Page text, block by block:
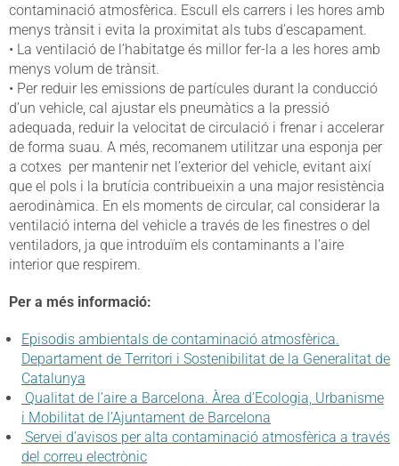
contaminació atmosfèrica. Escull els carrers i les hores amb
menys trànsit i evita la proximitat als tubs d’escapament.
• La ventilació de l’habitatge és millor fer-la a les hores amb
menys volum de trànsit.
• Per reduir les emissions de partícules durant la conducció
d’un vehicle, cal ajustar els pneumàtics a la pressió
adequada, reduir la velocitat de circulació i frenar i accelerar
de forma suau. A més, recomanem utilitzar una esponja per
a cotxes per mantenir net l’exterior del vehicle, evitant així
que el pols i la brutícia contribueixin a una major resistència
aerodinàmica. En els moments de circular, cal considerar la
ventilació interna del vehicle a través de les finestres o del
ventiladors, ja que introduïm els contaminants a l’aire
interior que respirem.
Per a més informació:
Episodis ambientals de contaminació atmosfèrica.
Departament de Territori i Sostenibilitat de la Generalitat de
Catalunya
Qualitat de l’aire a Barcelona. Àrea d’Ecologia, Urbanisme
i Mobilitat de l’Ajuntament de Barcelona
Servei d’avisos per alta contaminació atmosfèrica a través
del correu electrònic